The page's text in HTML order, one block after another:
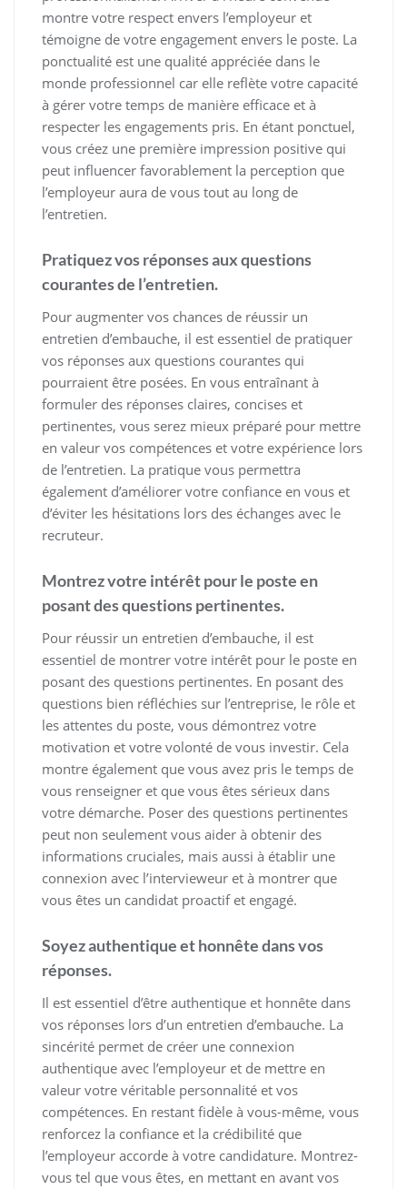
montre votre respect envers l’employeur et
témoigne de votre engagement envers le poste. La
ponctualité est une qualité appréciée dans le
monde professionnel car elle reflète votre capacité
à gérer votre temps de manière efficace et à
respecter les engagements pris. En étant ponctuel,
vous créez une première impression positive qui
peut influencer favorablement la perception que
l’employeur aura de vous tout au long de
l’entretien.
Pratiquez vos réponses aux questions
courantes de l’entretien.
Pour augmenter vos chances de réussir un
entretien d’embauche, il est essentiel de pratiquer
vos réponses aux questions courantes qui
pourraient être posées. En vous entraînant à
formuler des réponses claires, concises et
pertinentes, vous serez mieux préparé pour mettre
en valeur vos compétences et votre expérience lors
de l’entretien. La pratique vous permettra
également d’améliorer votre confiance en vous et
d’éviter les hésitations lors des échanges avec le
recruteur.
Montrez votre intérêt pour le poste en
posant des questions pertinentes.
Pour réussir un entretien d’embauche, il est
essentiel de montrer votre intérêt pour le poste en
posant des questions pertinentes. En posant des
questions bien réfléchies sur l’entreprise, le rôle et
les attentes du poste, vous démontrez votre
motivation et votre volonté de vous investir. Cela
montre également que vous avez pris le temps de
vous renseigner et que vous êtes sérieux dans
votre démarche. Poser des questions pertinentes
peut non seulement vous aider à obtenir des
informations cruciales, mais aussi à établir une
connexion avec l’intervieweur et à montrer que
vous êtes un candidat proactif et engagé.
Soyez authentique et honnête dans vos
réponses.
Il est essentiel d’être authentique et honnête dans
vos réponses lors d’un entretien d’embauche. La
sincérité permet de créer une connexion
authentique avec l’employeur et de mettre en
valeur votre véritable personnalité et vos
compétences. En restant fidèle à vous-même, vous
renforcez la confiance et la crédibilité que
l’employeur accorde à votre candidature. Montrez-
vous tel que vous êtes, en mettant en avant vos